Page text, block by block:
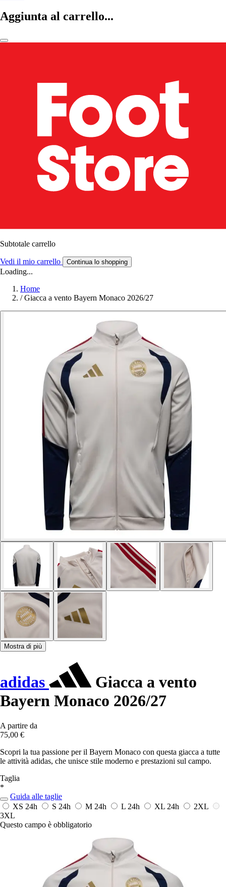
Aggiunta al carrello...
Subtotale carrello
Vedi il mio carrello Continua lo shopping
Loading...
Home
/ Giacca a vento Bayern Monaco 2026/27
Mostra di più
adidas
Giacca a vento
Bayern Monaco 2026/27
A partire da
75,00 €
Scopri la tua passione per il Bayern Monaco con questa giacca a tutte
le attività adidas, che unisce stile moderno e prestazioni sul campo.
Taglia
*
Guida alle taglie
XS 24h S 24h M 24h L 24h XL 24h
2XL
3XL
Questo campo è obbligatorio